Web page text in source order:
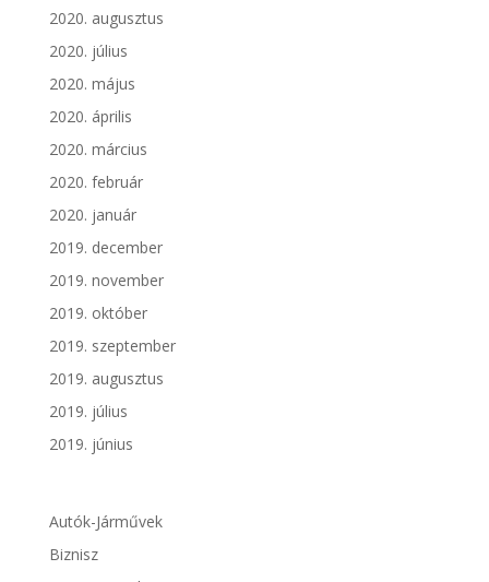
2020. augusztus
2020. július
2020. május
2020. április
2020. március
2020. február
2020. január
2019. december
2019. november
2019. október
2019. szeptember
2019. augusztus
2019. július
2019. június
Autók-Járművek
Biznisz